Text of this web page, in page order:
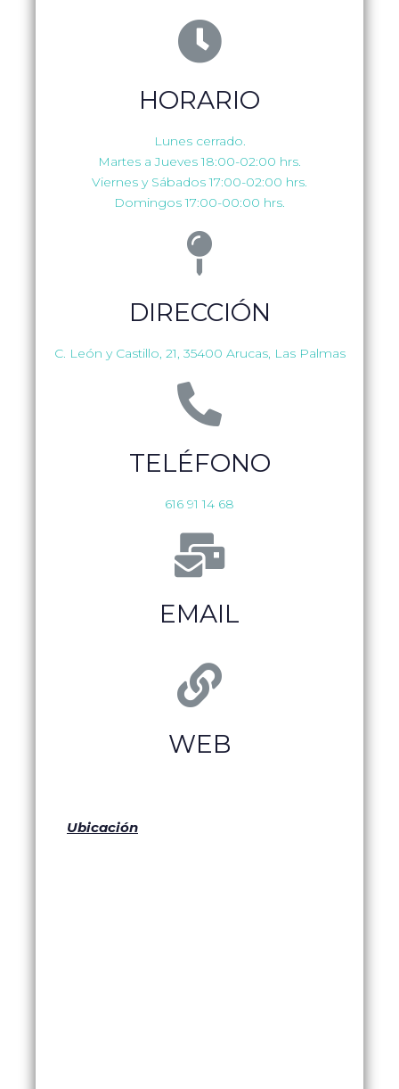
HORARIO
Lunes cerrado.
Martes a Jueves 18:00-02:00 hrs.
Viernes y Sábados 17:00-02:00 hrs.
Domingos 17:00-00:00 hrs.
DIRECCIÓN
C. León y Castillo, 21, 35400 Arucas, Las Palmas
TELÉFONO
616 91 14 68
EMAIL
WEB
Ubicación